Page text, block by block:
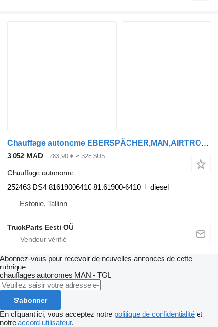
Chauffage autonome EBERSPÄCHER,MAN,AIRTRONIC TGX 18.440 (01.07-) 252463 DS4 pour tracteur routier MAN TGL, TGM, TGS, TGX (2005-2021)
3 052 MAD 283,90 € ≈ 328 $US
Chauffage autonome
252463 DS4 81619006410 81.61900-6410
diesel
Estonie, Tallinn
TruckParts Eesti OÜ
Abonnez-vous pour recevoir de nouvelles annonces de cette
rubrique
chauffages autonomes MAN - TGL
S'abonner
En cliquant ici, vous acceptez notre politique de confidentialité et
notre accord utilisateur.